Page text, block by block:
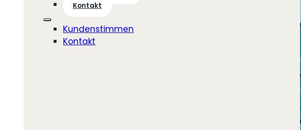
Kontakt
Kundenstimmen
Kontakt